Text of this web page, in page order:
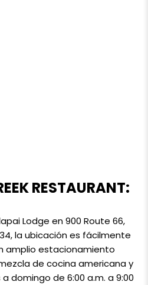
RESTAURANT:
Lodge en 900 Route 66,
la ubicación es fácilmente
amplio estacionamiento
de cocina americana y
domingo de 6:00 a.m. a 9:00